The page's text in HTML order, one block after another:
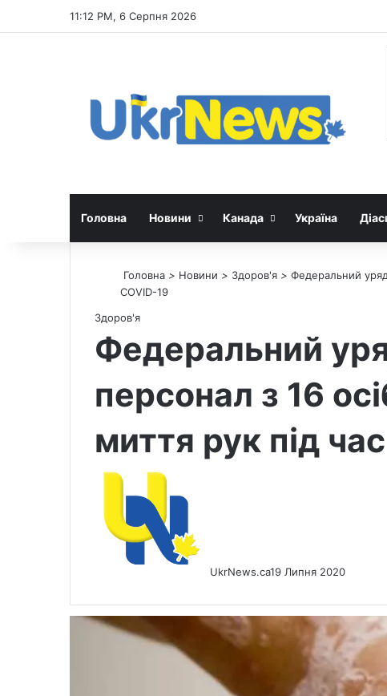
11:12 PM, 6 Серпня 2026
Головна Новини Канада Україна
Головна > Новини > Здоров'я > Федеральний уряд
COVID-19
Здоров'я
Федеральний
персонал з 16
миття рук під
UkrNews.ca19 Липня 2020